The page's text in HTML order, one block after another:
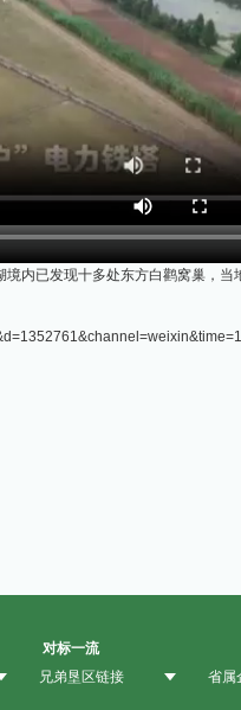
内已发现十多处东方白鹳窝巢，
对标一流
兄弟垦区链接 省属